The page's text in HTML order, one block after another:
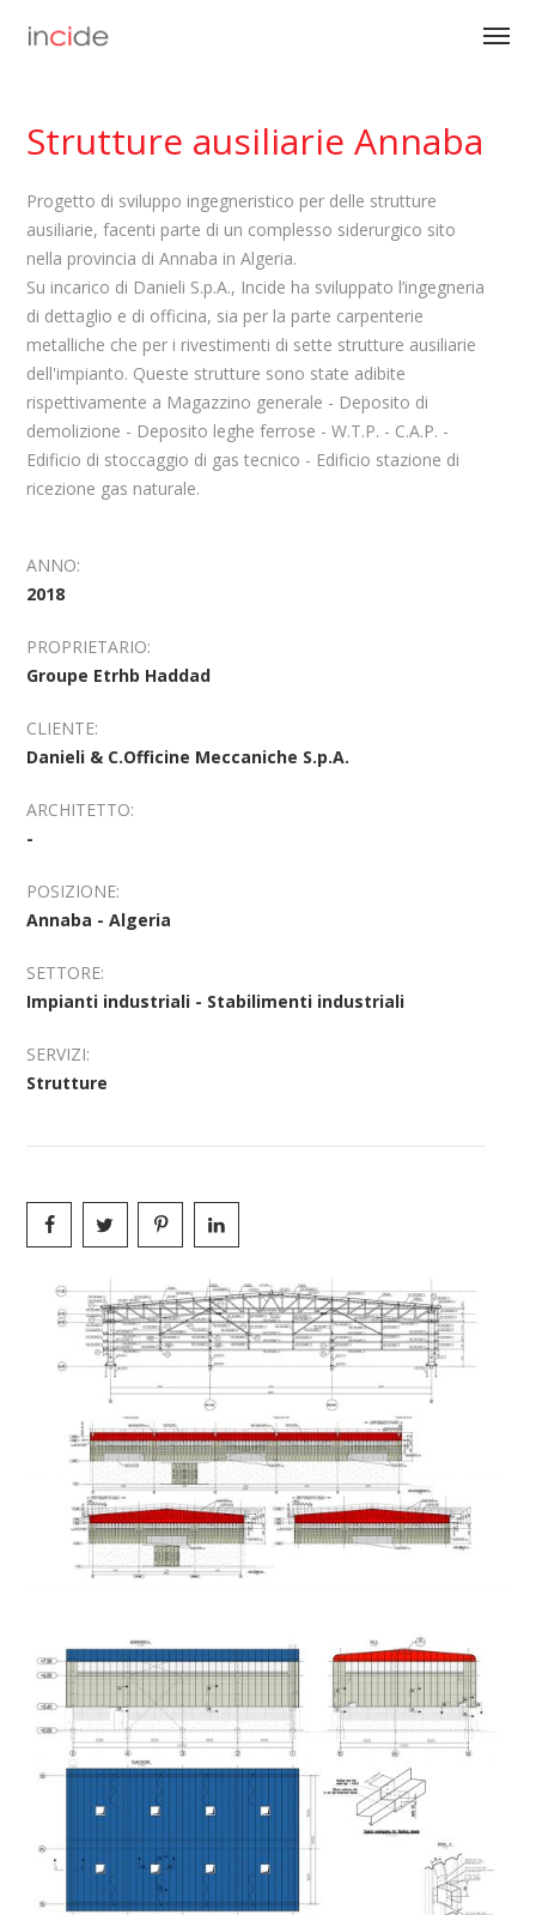
Strutture ausiliarie Annaba
Progetto di sviluppo ingegneristico per delle strutture
ausiliarie, facenti parte di un complesso siderurgico sito
nella provincia di Annaba in Algeria.
Su incarico di Danieli S.p.A., Incide ha sviluppato l’ingegneria
di dettaglio e di officina, sia per la parte carpenterie
metalliche che per i rivestimenti di sette strutture ausiliarie
dell'impianto. Queste strutture sono state adibite
rispettivamente a Magazzino generale - Deposito di
demolizione - Deposito leghe ferrose - W.T.P. - C.A.P. -
Edificio di stoccaggio di gas tecnico - Edificio stazione di
ricezione gas naturale.
ANNO:
2018
PROPRIETARIO:
Groupe Etrhb Haddad
CLIENTE:
Danieli & C.Officine Meccaniche S.p.A.
ARCHITETTO:
-
POSIZIONE:
Annaba - Algeria
SETTORE:
Impianti industriali - Stabilimenti industriali
SERVIZI:
Strutture